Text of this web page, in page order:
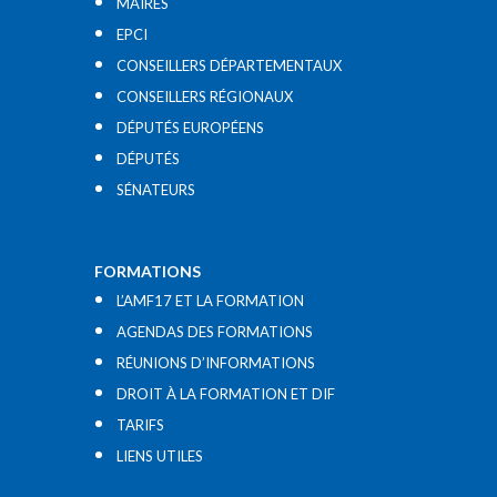
EPCI
CONSEILLERS DÉPARTEMENTAUX
CONSEILLERS RÉGIONAUX
DÉPUTÉS EUROPÉENS
DÉPUTÉS
SÉNATEURS
FORMATIONS
L’AMF17 ET LA FORMATION
AGENDAS DES FORMATIONS
RÉUNIONS D’INFORMATIONS
DROIT À LA FORMATION ET DIF
TARIFS
LIENS UTILES​